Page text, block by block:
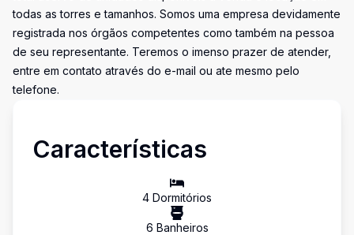
todas as torres e tamanhos. Somos uma empresa devidamente
registrada nos órgãos competentes como também na pessoa
de seu representante. Teremos o imenso prazer de atender,
entre em contato através do e-mail ou ate mesmo pelo
telefone.
Características
4 Dormitórios
6 Banheiros